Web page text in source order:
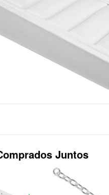
Juntos